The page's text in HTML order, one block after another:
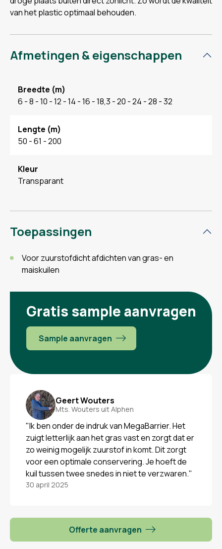
van het plastic optimaal behouden.
Afmetingen & eigenschappen
Breedte (m)
6 - 8 - 10 - 12 - 14 - 16 - 18,3 - 20 - 24 - 28 - 32
Lengte (m)
50 - 61 - 200
Kleur
Transparant
Toepassingen
Voor zuurstofdicht afdichten van gras- en
maiskuilen
Gratis sample aanvragen
Sample aanvragen
Geert Wouters
Mts. Wouters uit Alphen
"Ik ben onder de indruk van MegaBarrier. Het
zuigt letterlijk aan het gras vast en zorgt dat er
zo weinig mogelijk zuurstof in komt. Dit zorgt
voor een optimale conservering. Je hoeft de
kuil tussen twee snedes in niet te verzwaren."
30 april 2025
Offerte aanvragen